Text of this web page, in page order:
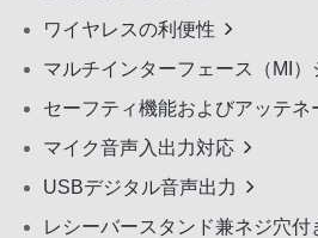
ワイヤレスの利便性
マルチインターフェース（MI）
セーフティ機能およびアッテネ
マイク音声入出力対応
USBデジタル音声出力
レシーバースタンド兼ネジ穴付